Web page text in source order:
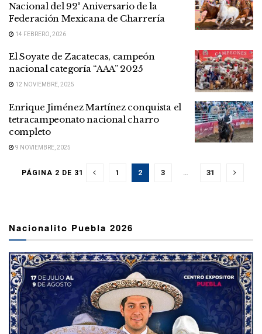
Nacional del 92° Aniversario de la
Federación Mexicana de Charrería
14 FEBRERO, 2026
El Soyate de Zacatecas, campeón
nacional categoría “AAA” 2025
12 NOVIEMBRE, 2025
Enrique Jiménez Martínez conquista el
tetracampeonato nacional charro
completo
9 NOVIEMBRE, 2025
PÁGINA 2 DE 31 1 2 3 31
Nacionalito Puebla 2026